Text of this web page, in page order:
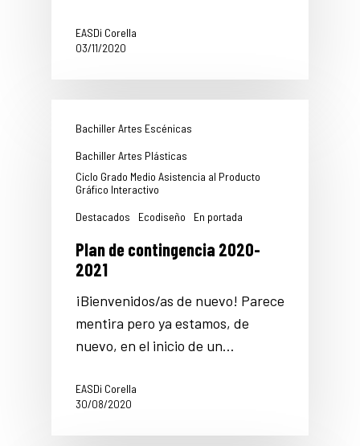
EASDi Corella
03/11/2020
Bachiller Artes Escénicas
Bachiller Artes Plásticas
Ciclo Grado Medio Asistencia al Producto
Gráfico Interactivo
Destacados
Ecodiseño En portada
Plan de contingencia 2020-
2021
¡Bienvenidos/as de nuevo! Parece
mentira pero ya estamos, de
nuevo, en el inicio de un…
EASDi Corella
30/08/2020